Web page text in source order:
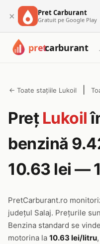
× Pret Carburant
Gratuit pe Google Play
← Toate stațiile Lukoil
Preț Lukoil
benzină
10.63 lei —
PretCarburant.ro
județul Salaj. Prețurile
Benzina standard se
motorina la 10.63 lei/litru